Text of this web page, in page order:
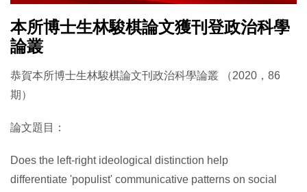
本所博士生林駿棋論文獲刊登政治科學
論叢
恭賀本所博士生林駿棋論文刊政治科學論叢 （2020，86
期）
論文題目：
Does the left-right ideological distinction help
differentiate 'populist' communicative patterns on social